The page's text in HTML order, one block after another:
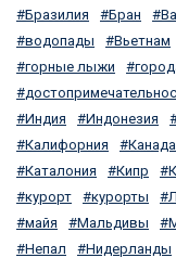
Бразилия
Бран
водопады
Вьетнам
горные лыжи
Индия
Индонезия
Калифорния
Канада
Каталония
Кипр
курорт
курорты
майя
Мальдивы
Непал
Нидерланды